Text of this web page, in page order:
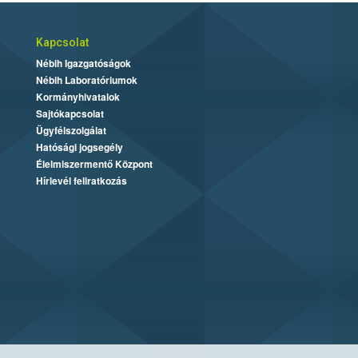
Kapcsolat
Nébih Igazgatóságok
Nébih Laboratóriumok
Kormányhivatalok
Sajtókapcsolat
Ügyfélszolgálat
Hatósági jogsegély
Élelmiszermentő Központ
Hírlevél feliratkozás